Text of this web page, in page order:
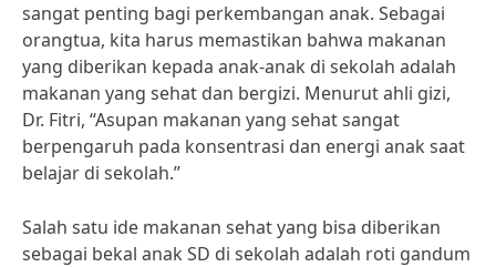
sangat penting bagi perkembangan anak. Sebagai
orangtua, kita harus memastikan bahwa makanan
yang diberikan kepada anak-anak di sekolah adalah
makanan yang sehat dan bergizi. Menurut ahli gizi,
Dr. Fitri, “Asupan makanan yang sehat sangat
berpengaruh pada konsentrasi dan energi anak saat
belajar di sekolah.”
Salah satu ide makanan sehat yang bisa diberikan
sebagai bekal anak SD di sekolah adalah roti gandum